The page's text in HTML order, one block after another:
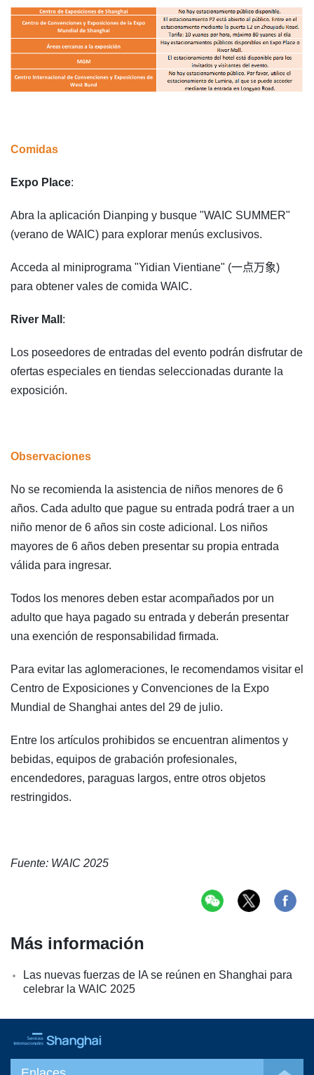
Comidas
Expo Place:
Abra la aplicación Dianping y busque "WAIC SUMMER"
(verano de WAIC) para explorar menús exclusivos.
Acceda al miniprograma "Yidian Vientiane" (一点万象)
para obtener vales de comida WAIC.
River Mall :
Los poseedores de entradas del evento podrán disfrutar de
ofertas especiales en tiendas seleccionadas durante la
exposición.
Observaciones
No se recomienda la asistencia de niños menores de 6
años. Cada adulto que pague su entrada podrá traer a un
niño menor de 6 años sin coste adicional. Los niños
mayores de 6 años deben presentar su propia entrada
válida para ingresar.
Todos los menores deben estar acompañados por un
adulto que haya pagado su entrada y deberán presentar
una exención de responsabilidad firmada.
Para evitar las aglomeraciones, le recomendamos visitar el
Centro de Exposiciones y Convenciones de la Expo
Mundial de Shanghai antes del 29 de julio.
Entre los artículos prohibidos se encuentran alimentos y
bebidas, equipos de grabación profesionales,
encendedores, paraguas largos, entre otros objetos
restringidos.
Fuente: WAIC 2025
Más información
Las nuevas fuerzas de IA se reúnen en Shanghai para
celebrar la WAIC 2025